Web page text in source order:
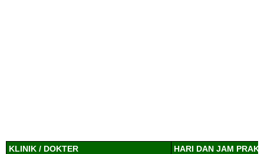
KLINIK / DOKTER
HARI DAN JAM